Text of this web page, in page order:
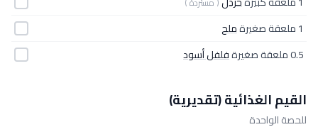
1 ملعقة صغيرة
ملح
0.5 ملعقة صغيرة
فلفل أسود
القيم الغذائية (تقديرية)
للحصة الواحدة